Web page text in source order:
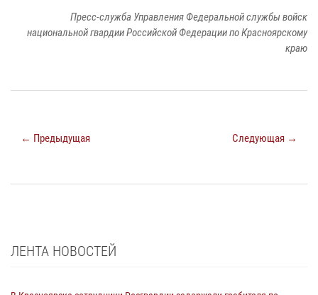
Пресс-служба Управления Федеральной службы войск
национальной гвардии Российской Федерации по Красноярскому
краю
← Предыдущая Следующая →
ЛЕНТА НОВОСТЕЙ